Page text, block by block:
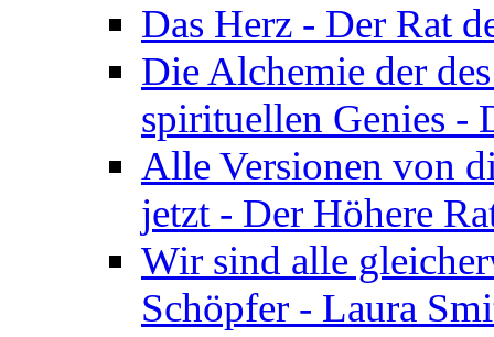
Das Herz - Der Rat
Die Alchemie der
spirituellen Genies -
Alle Versionen von
jetzt - Der Höhere
Wir sind alle
Schöpfer - Laura